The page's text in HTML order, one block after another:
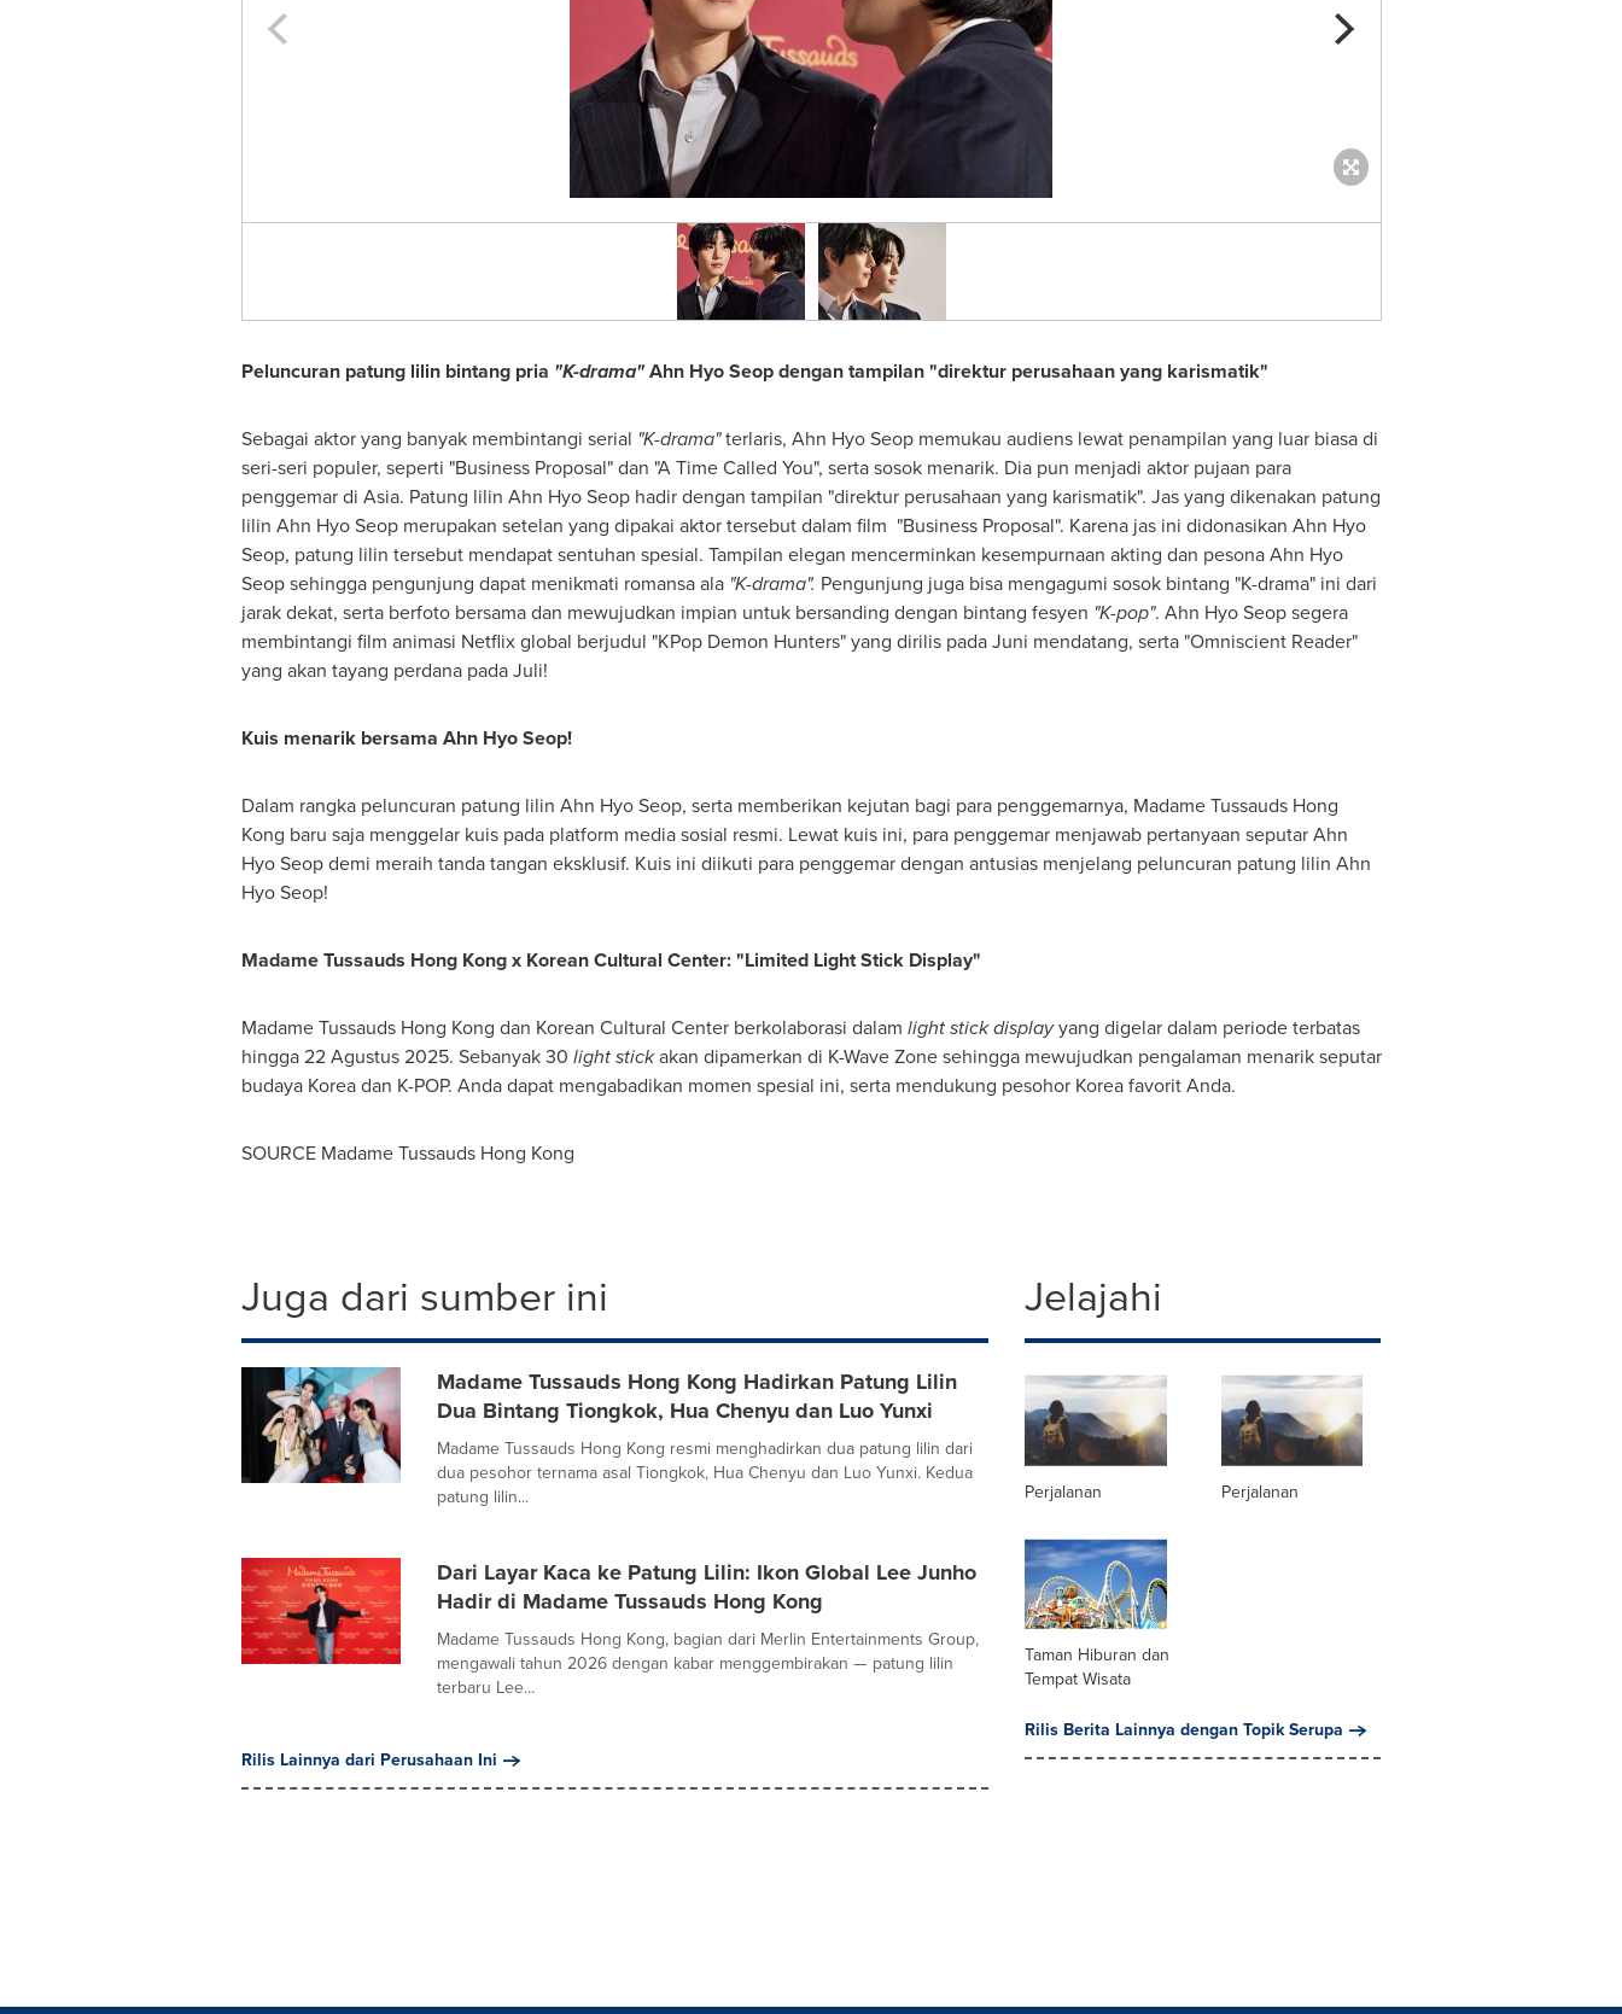
Peluncuran patung lilin bintang pria "K-drama"Ahn Hyo Seopdengan tampilan "direktur perusahaan yang karismatik"
Sebagai aktor yang banyak membintangi serial "K-drama"terlaris, Ahn Hyo Seopmemukau audiens lewat penampilan yang luar biasa di
seri-seri populer, seperti "Business Proposal" dan "A Time Called You", serta sosok menarik. Dia pun menjadi aktor pujaan para
penggemar di Asia. Patung lilin Ahn Hyo Seophadir dengan tampilan "direktur perusahaan yang karismatik". Jas yang dikenakan patung
lilin Ahn Hyo Seopmerupakan setelan yang dipakai aktor tersebut dalam film "Business Proposal". Karena jas ini didonasikan Ahn Hyo
Seop, patung lilin tersebut mendapat sentuhan spesial. Tampilan elegan mencerminkan kesempurnaan akting dan pesonaAhn Hyo
Seopsehingga pengunjung dapat menikmati romansa ala "K-drama". Pengunjung juga bisa mengagumi sosok bintang "K-drama" ini dari
jarak dekat, serta berfoto bersama dan mewujudkan impian untuk bersanding dengan bintang fesyen "K-pop". Ahn Hyo Seopsegera
membintangi film animasi Netflix global berjudul "KPop Demon Hunters" yang dirilis pada Juni mendatang, serta "Omniscient Reader"
yang akan tayang perdana pada Juli!
Kuis menarik bersama Ahn Hyo Seop!
Dalam rangka peluncuran patung lilin Ahn Hyo Seop, serta memberikan kejutan bagi para penggemarnya, Madame Tussauds Hong
Kong baru saja menggelar kuis pada platform media sosial resmi. Lewat kuis ini, para penggemar menjawab pertanyaan seputarAhn
Hyo Seopdemi meraih tanda tangan eksklusif. Kuis ini diikuti para penggemar dengan antusias menjelang peluncuran patung lilin Ahn
Hyo Seop!
Madame Tussauds Hong Kong x Korean Cultural Center: "Limited Light Stick Display"
Madame Tussauds Hong Kong dan Korean Cultural Center berkolaborasi dalam light stick displayyang digelar dalam periode terbatas
hingga 22 Agustus 2025. Sebanyak 30 light stickakan dipamerkan di K-Wave Zone sehingga mewujudkan pengalaman menarik seputar
budaya Korea dan K-POP. Anda dapat mengabadikan momen spesial ini, serta mendukung pesohor Korea favorit Anda.
SOURCE Madame Tussauds Hong Kong
Juga dari sumber ini
Madame Tussauds Hong Kong Hadirkan Patung Lilin
Dua Bintang Tiongkok, Hua Chenyu dan Luo Yunxi
Madame Tussauds Hong Kong resmi menghadirkan dua patung lilin dari
dua pesohor ternama asal Tiongkok, Hua Chenyu dan Luo Yunxi. Kedua
patung lilin...
Dari Layar Kaca ke Patung Lilin: Ikon Global Lee Junho
Hadir di Madame Tussauds Hong Kong
Madame Tussauds Hong Kong, bagian dari Merlin Entertainments Group,
mengawali tahun 2026 dengan kabar menggembirakan — patung lilin
terbaru Lee...
Rilis Lainnya dari Perusahaan Ini
Jelajahi
Perjalanan Perjalanan
Taman Hiburan dan
Tempat Wisata
Rilis Berita Lainnya dengan Topik Serupa